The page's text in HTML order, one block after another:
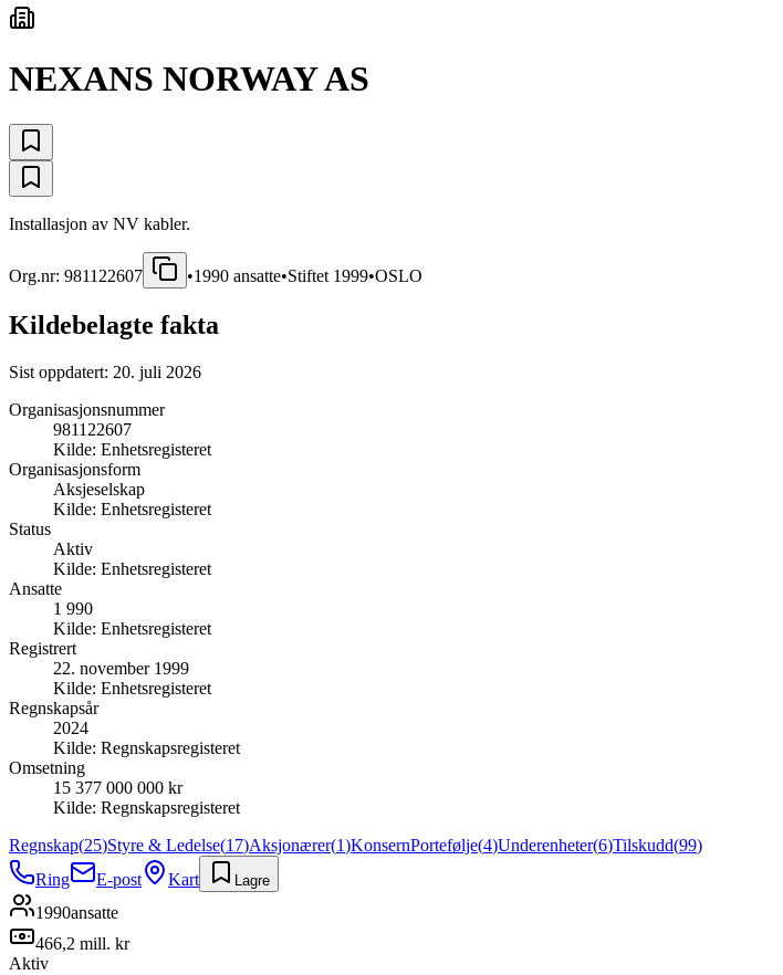
NEXANS NORWAY AS
Installasjon av NV kabler.
Org.nr: 981122607 •1990 ansatte•Stiftet 1999•OSLO
Kildebelagte fakta
Sist oppdatert: 20. juli 2026
Organisasjonsnummer
981122607
Kilde: Enhetsregisteret
Organisasjonsform
Aksjeselskap
Kilde: Enhetsregisteret
Status
Aktiv
Kilde: Enhetsregisteret
Ansatte
1 990
Kilde: Enhetsregisteret
Registrert
22. november 1999
Kilde: Enhetsregisteret
Regnskapsår
2024
Kilde: Regnskapsregisteret
Omsetning
15 377 000 000 kr
Kilde: Regnskapsregisteret
Regnskap(25)Styre & Ledelse(17)Aksjonærer(1)KonsernPortefølje(4)Underenheter(6)Tilskudd(99)
Ring
E-post Kart Lagre
1990ansatte
466,2 mill. kr
Aktiv